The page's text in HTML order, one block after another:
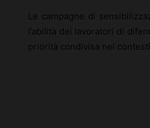
Le campagne di
l’abilità dei lavoratori di
priorità condivisa nei